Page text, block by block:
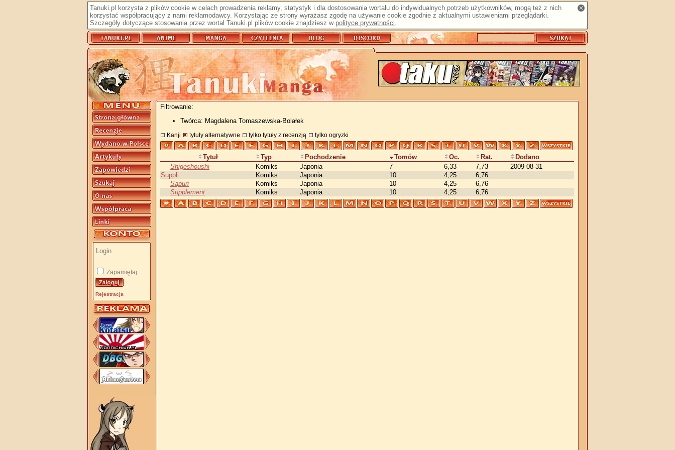
Tanuki.pl korzysta z plików cookie w celach prowadzenia reklamy, statystyk i dla dostosowania wortalu do indywidualnych potrzeb użytkowników, mogą też z nich
korzystać współpracujący z nami reklamodawcy. Korzystając ze strony wyrażasz zgodę na używanie cookie zgodnie z aktualnymi ustawieniami przeglądarki.
Szczegóły dotyczące stosowania przez wortal Tanuki.pl plików cookie znajdziesz w polityce prywatności.
Zapamiętaj
Rejestracja
Filtrowanie:
Twórca: Magdalena Tomaszewska-Bolałek
Kanji tytuły alternatywne tylko tytuły z recenzją tylko ogryzki
Tytuł Typ Pochodzenie Tomów Oc. Rat.
Dodano
Shigeshoushi
Komiks Japonia 7 6,33 7,73
2009-08-31
Suppli
Komiks Japonia 10 4,25
6,76
Sapuri
Komiks Japonia 10 4,25
6,76
Supplement
Komiks Japonia 10 4,25 6,76